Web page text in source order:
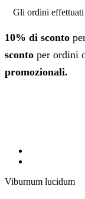
Gli ordini effettuati
10% di sconto
sconto per ordini
promozionali.
Viburnum lucidum